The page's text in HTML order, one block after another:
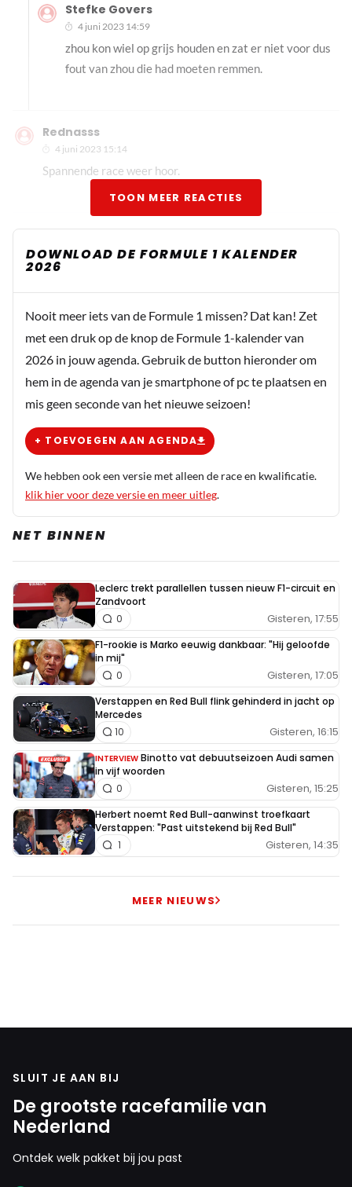
Stefke Govers
4 juni 2023 14:59
zhou kon wiel op grijs houden en zat er niet voor dus
fout van zhou die had moeten remmen.
Rednasss
4 juni 2023 15:14
Spannende race weer hoor.
TOON MEER REACTIES
DOWNLOAD DE FORMULE 1 KALENDER
2026
Nooit meer iets van de Formule 1 missen? Dat kan! Zet
met een druk op de knop de Formule 1-kalender van
2026 in jouw agenda. Gebruik de button hieronder om
hem in de agenda van je smartphone of pc te plaatsen en
mis geen seconde van het nieuwe seizoen!
+ TOEVOEGEN AAN AGENDA
We hebben ook een versie met alleen de race en kwalificatie.
klik hier voor deze versie en meer uitleg.
NET BINNEN
Leclerc trekt parallellen tussen nieuw F1-circuit en
Zandvoort
Gisteren, 17:55
0
F1-rookie is Marko eeuwig dankbaar: "Hij geloofde
in mij"
Gisteren, 17:05
0
Verstappen en Red Bull flink gehinderd in jacht op
Mercedes
Gisteren, 16:15
10
INTERVIEW Binotto vat debuutseizoen Audi samen
in vijf woorden
Gisteren, 15:25
0
Herbert noemt Red Bull-aanwinst troefkaart
Verstappen: "Past uitstekend bij Red Bull"
Gisteren, 14:35
1
MEER NIEUWS
SLUIT JE AAN BIJ
De grootste racefamilie van
Nederland
Ontdek welk pakket bij jou past